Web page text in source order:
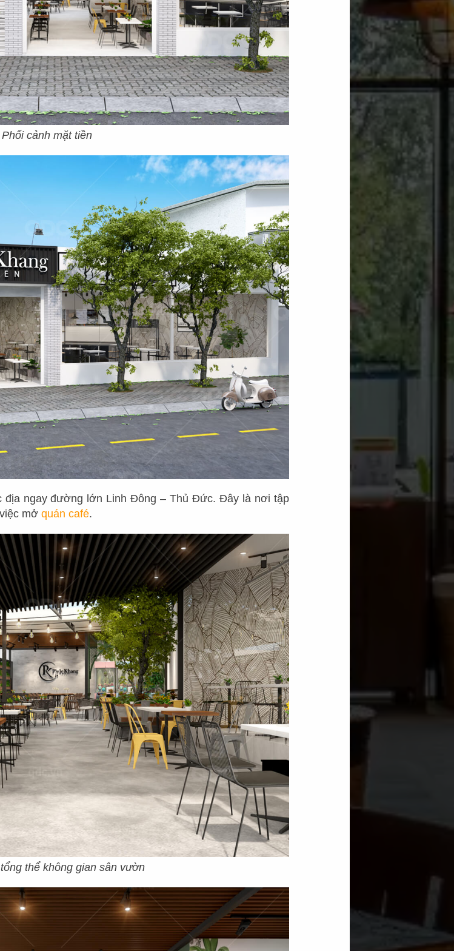
Phối cảnh mặt tiền
địa ngay đường lớn Linh Đông – Thủ Đức. Đây là nơi tập
mở quán café.
thể không gian sân vườn